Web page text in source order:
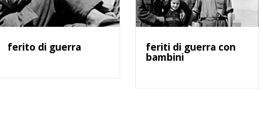
ferito di guerra feriti di guerra con
bambini